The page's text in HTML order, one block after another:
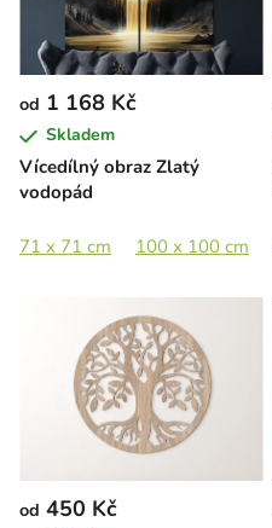
Vícedílný obraz Zlatý
vodopád
od 1 168 Kč
Skladem
71 x 71 cm 100 x 100 cm
od 450 Kč